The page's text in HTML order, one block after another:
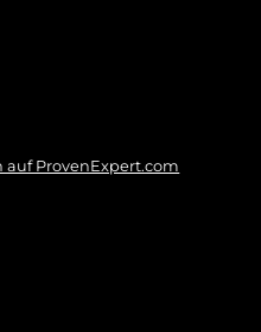
ProvenExpert.com